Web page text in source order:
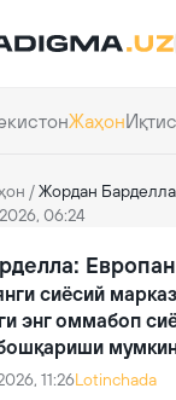
Жаҳон
/Жордан
06:24
сиёсий
энг оммабоп
11:26Lotinchada